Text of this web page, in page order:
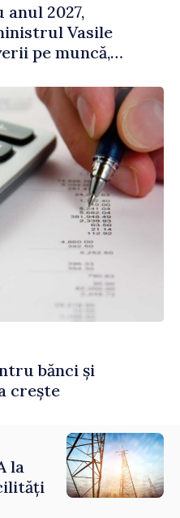
2027,
Vasile
pe muncă,
bănci și
crește
la